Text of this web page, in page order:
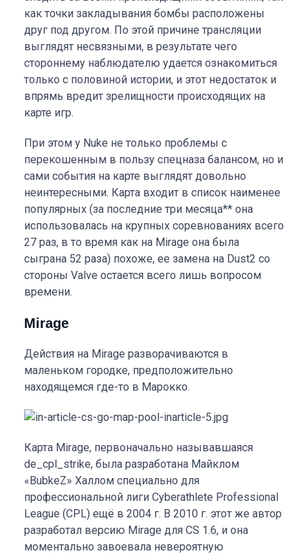
как точки закладывания бомбы расположены
друг под другом. По этой причине трансляции
выглядят несвязными, в результате чего
стороннему наблюдателю удается ознакомиться
только с половиной истории, и этот недостаток и
впрямь вредит зрелищности происходящих на
карте игр.
При этом у Nuke не только проблемы с
перекошенным в пользу спецназа балансом, но и
сами события на карте выглядят довольно
неинтересными. Карта входит в список наименее
популярных (за последние три месяца** она
использовалась на крупных соревнованиях всего
27 раз, в то время как на Mirage она была
сыграна 52 раза) похоже, ее замена на Dust2 со
стороны Valve остается всего лишь вопросом
времени.
Mirage
Действия на Mirage разворачиваются в
маленьком городке, предположительно
находящемся где-то в Марокко.
Карта Mirage, первоначально называвшаяся
de_cpl_strike, была разработана Майклом
«BubkeZ» Халлом специально для
профессиональной лиги Cyberathlete Professional
League (CPL) ещё в 2004 г. В 2010 г. этот же автор
разработал версию Mirage для CS 1.6, и она
моментально завоевала невероятную